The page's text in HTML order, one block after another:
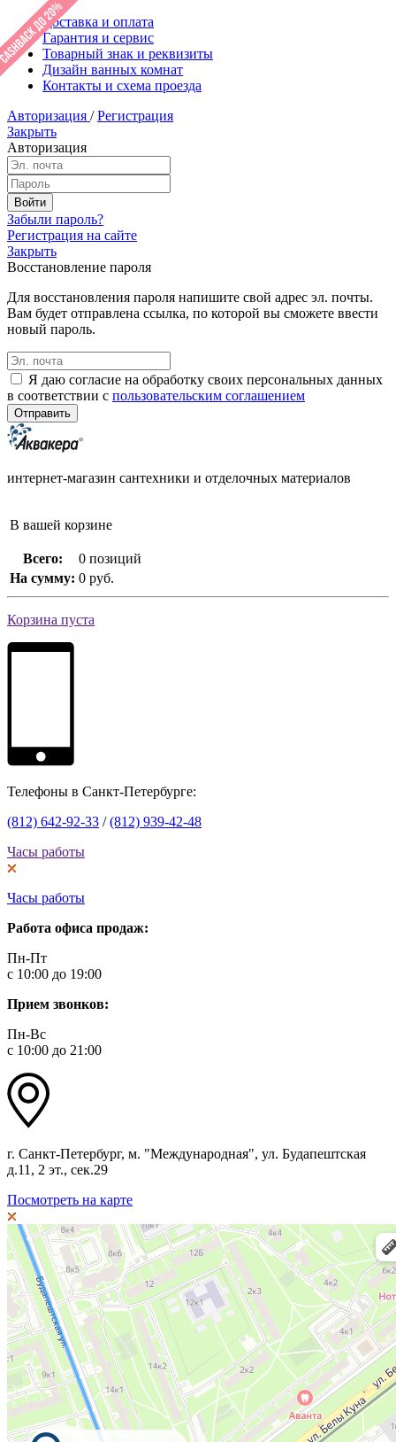
Доставка и оплата
Гарантия и сервис
Товарный знак и реквизиты
Дизайн ванных комнат
Контакты и схема проезда
Авторизация / Регистрация
Закрыть
Авторизация
Забыли пароль?
Регистрация на сайте
Закрыть
Восстановление пароля
Для восстановления пароля напишите свой адрес эл. почты.
Вам будет отправлена ссылка, по которой вы сможете ввести
новый пароль.
Я даю согласие на обработку своих персональных данных
в соответствии с пользовательским соглашением
интернет-магазин сантехники и отделочных материалов
В вашей корзине
Всего:
0 позиций
На сумму: 0 руб.
Корзина пуста
Телефоны в Санкт-Петербурге:
(812) 642-92-33 /(812) 939-42-48
Часы работы
Часы работы
Работа офиса продаж:
Пн-Пт
с 10:00 до 19:00
Прием звонков:
Пн-Вс
с 10:00 до 21:00
г. Санкт-Петербург, м. "Международная", ул. Будапештская
д.11, 2 эт., сек.29
Посмотреть на карте